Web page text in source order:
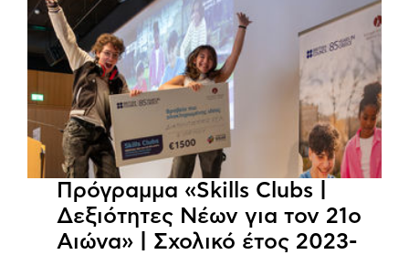
Πρόγραμμα «Skills Clubs |
Δεξιότητες Νέων για τον 21ο
Αιώνα» | Σχολικό έτος 2023-